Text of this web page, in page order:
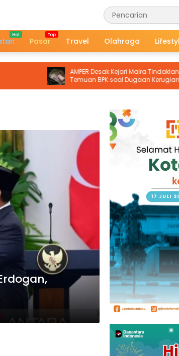
Pasar Travel Olahraga
AMPER Desak Kejari Malra Tindaklanjuti
Temuan BPK soal Dugaan Kerugian
Negara Proyek Pasar Langgur